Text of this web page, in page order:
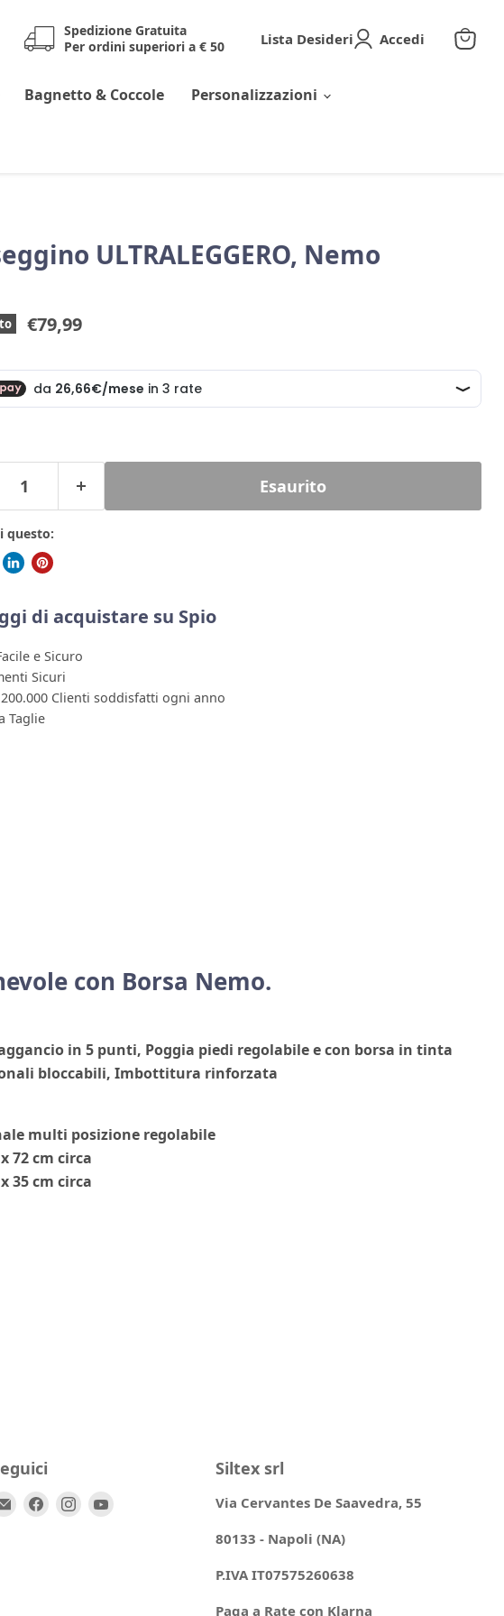
Spedizione Gratuita
Per ordini superiori a € 50
Lista Desideri Accedi
Bagnetto & Coccole Personalizzazioni
ULTRALEGGERO, Nemo
Prezzo corrente
€79,99
Esaurito
questo:
di acquistare su Spio
e Sicuro
Sicuri
Clienti soddisfatti ogni anno
Taglie
con Borsa Nemo.
in 5 punti, Poggia piedi regolabile econ borsa in tinta
bloccabili, Imbottitura rinforzata
multi posizione regolabile
72 cm circa
35 cm circa
Email
TrovaciTrovaci
Siltex srl
Via Cervantes De Saavedra, 55
80133 - Napoli (NA)
P.IVA IT07575260638
Paga a Rate con Klarna